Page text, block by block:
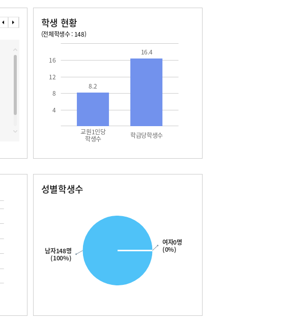
2026. 08. 13 목 ~ 2026. 08. 19 수
08. 14 금 - 여름방학
08. 15 토 - 여름방학
08. 15 토 - 광복절
08. 16 일 - 여름방학
08. 17 월 - 대체공휴일
08. 18 화 - 개학식
학생 현황
(전체학생수 : 148)
4
8
12
16
교원1인당
학생수 학급당학생수
8.2
16.4
성별학생수
남자148명
(100%)
여자0명
(0%)